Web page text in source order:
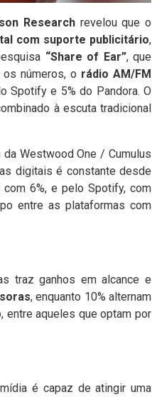
Research revelou que o
com suporte publicitário,
“Share of Ear”, que
números, o rádio AM/FM
Spotify e 5% do Pandora. O
à escuta tradicional
Westwood One / Cumulus
digitais é constante desde
6%, e pelo Spotify, com
entre as plataformas com
traz ganhos em alcance e
, enquanto 10% alternam
entre aqueles que optam por
é capaz de atingir uma